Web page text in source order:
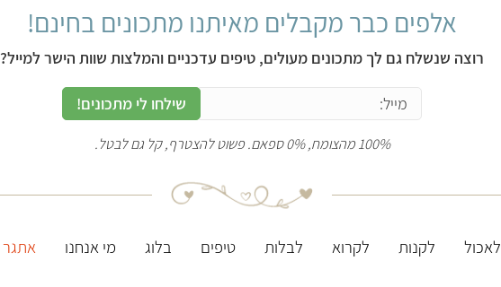
אלפים כבר מקבלים מאיתנו מתכונים בחינם!
רוצה שנשלח גם לך מתכונים מעולים, טיפים עדכניים והמלצות שוות הישר למייל?
שילחו לי מתכונים!
100% מהצומח, 0% ספאם. פשוט להצטרף, קל גם לבטל.
לאכול לקנות לקרוא לבלות טיפים בלוג מי אנחנו אתגר 22